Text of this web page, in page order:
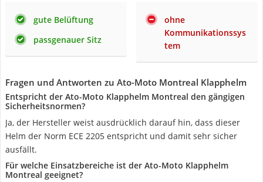
gute Belüftung
passgenauer Sitz
ohne
Kommunikationssys
tem
Fragen und Antworten zu Ato-Moto Montreal Klapphelm
Entspricht der Ato-Moto Klapphelm Montreal den gängigen
Sicherheitsnormen?
Ja, der Hersteller weist ausdrücklich darauf hin, dass dieser
Helm der Norm ECE 2205 entspricht und damit sehr sicher
ausfällt.
Für welche Einsatzbereiche ist der Ato-Moto Klapphelm
Montreal geeignet?